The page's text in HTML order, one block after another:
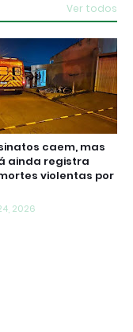
Ver todos
caem, mas
ainda registra
violentas por
2026